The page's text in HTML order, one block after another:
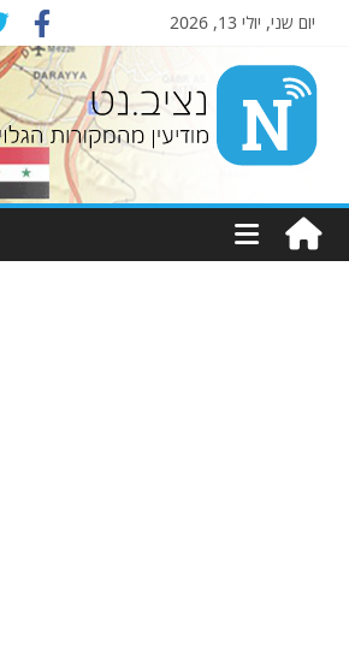
יום שני, יולי 13, 2026
Nziv.net
מודיעין
מהמקורות